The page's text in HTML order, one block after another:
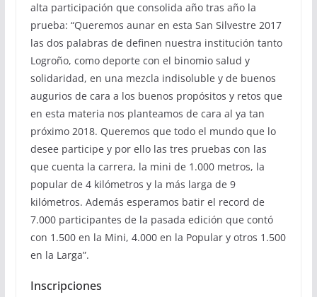
alta participación que consolida año tras año la
prueba: “Queremos aunar en esta San Silvestre 2017
las dos palabras de definen nuestra institución tanto
Logroño, como deporte con el binomio salud y
solidaridad, en una mezcla indisoluble y de buenos
augurios de cara a los buenos propósitos y retos que
en esta materia nos planteamos de cara al ya tan
próximo 2018. Queremos que todo el mundo que lo
desee participe y por ello las tres pruebas con las
que cuenta la carrera, la mini de 1.000 metros, la
popular de 4 kilómetros y la más larga de 9
kilómetros. Además esperamos batir el record de
7.000 participantes de la pasada edición que contó
con 1.500 en la Mini, 4.000 en la Popular y otros 1.500
en la Larga”.
Inscripciones